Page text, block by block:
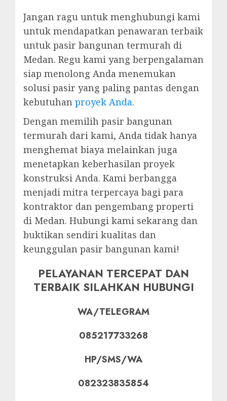
Jangan ragu untuk menghubungi kami
untuk mendapatkan penawaran terbaik
untuk pasir bangunan termurah di
Medan. Regu kami yang berpengalaman
siap menolong Anda menemukan
solusi pasir yang paling pantas dengan
kebutuhan proyek Anda.
Dengan memilih pasir bangunan
termurah dari kami, Anda tidak hanya
menghemat biaya melainkan juga
menetapkan keberhasilan proyek
konstruksi Anda. Kami berbangga
menjadi mitra terpercaya bagi para
kontraktor dan pengembang properti
di Medan. Hubungi kami sekarang dan
buktikan sendiri kualitas dan
keunggulan pasir bangunan kami!
PELAYANAN TERCEPAT DAN
TERBAIK SILAHKAN HUBUNGI
WA/TELEGRAM
085217733268
HP/SMS/WA
082323835854